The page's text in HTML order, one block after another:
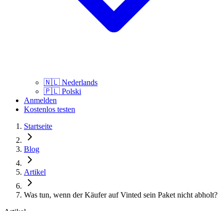
🇳🇱 Nederlands
🇵🇱 Polski
Anmelden
Kostenlos testen
Startseite
Blog
Artikel
Was tun, wenn der Käufer auf Vinted sein Paket nicht abholt?